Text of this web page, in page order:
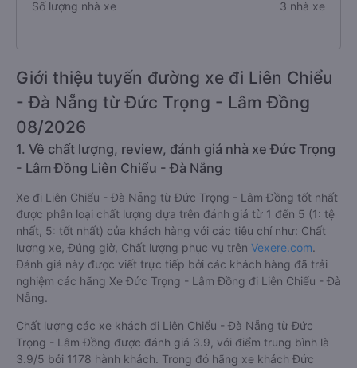
Số lượng nhà xe 3 nhà xe
Giới thiệu tuyến đường xe đi Liên Chiểu
- Đà Nẵng từ Đức Trọng - Lâm Đồng
08/2026
1. Về chất lượng, review, đánh giá nhà xe Đức Trọng
- Lâm Đồng Liên Chiểu - Đà Nẵng
Xe đi Liên Chiểu - Đà Nẵng từ Đức Trọng - Lâm Đồng tốt nhất
được phân loại chất lượng dựa trên đánh giá từ 1 đến 5 (1: tệ
nhất, 5: tốt nhất) của khách hàng với các tiêu chí như: Chất
lượng xe, Đúng giờ, Chất lượng phục vụ trên Vexere.com.
Đánh giá này được viết trực tiếp bởi các khách hàng đã trải
nghiệm các hãng Xe Đức Trọng - Lâm Đồng đi Liên Chiểu - Đà
Nẵng.
Chất lượng các xe khách đi Liên Chiểu - Đà Nẵng từ Đức
Trọng - Lâm Đồng được đánh giá 3.9, với điểm trung bình là
3.9/5 bởi 1178 hành khách. Trong đó hãng xe khách Đức